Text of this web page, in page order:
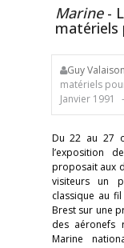
Marine -
matériels
Guy Valaison
matériels
Janvier 1991
Du 22 au 27
l’exposition
proposait aux
visiteurs un
classique au
Brest sur une
des aéronefs
Marine